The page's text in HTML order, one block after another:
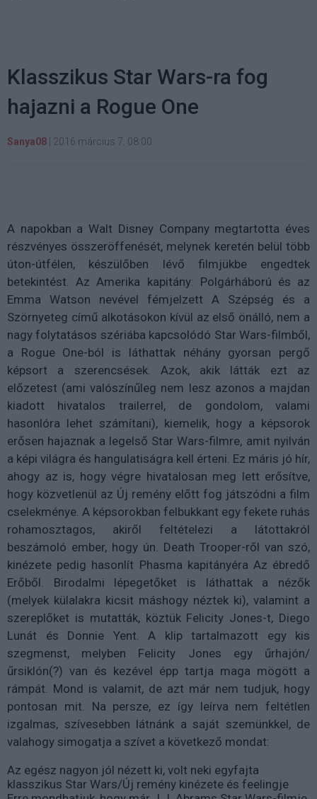
Klasszikus Star Wars-ra fog
hajazni a Rogue One
Sanya08 2016 március 7. 08:00
A napokban a Walt Disney Company megtartotta éves
részvényes összeröffenését, melynek keretén belül több
úton-útfélen, készülőben lévő filmjükbe engedtek
betekintést. Az Amerika kapitány: Polgárháború és az
Emma Watson nevével fémjelzett A Szépség és a
Szörnyeteg című alkotásokon kívül az első önálló, nem a
nagy folytatásos szériába kapcsolódó Star Wars-filmből,
a Rogue One-ból is láthattak néhány gyorsan pergő
képsort a szerencsések. Azok, akik látták ezt az
előzetest (ami valószínűleg nem lesz azonos a majdan
kiadott hivatalos trailerrel, de gondolom, valami
hasonlóra lehet számítani), kiemelik, hogy a képsorok
erősen hajaznak a legelső Star Wars-filmre, amit nyilván
a képi világra és hangulatiságra kell érteni. Ez máris jó hír,
ahogy az is, hogy végre hivatalosan meg lett erősítve,
hogy közvetlenül az Új remény előtt fog játszódni a film
cselekménye. A képsorokban felbukkant egy fekete ruhás
rohamosztagos, akiről feltételezi a látottakról
beszámoló ember, hogy ún. Death Trooper-ről van szó,
kinézete pedig hasonlít Phasma kapitányéra Az ébredő
Erőből. Birodalmi lépegetőket is láthattak a nézők
(melyek külalakra kicsit máshogy néztek ki), valamint a
szereplőket is mutatták, köztük Felicity Jones-t, Diego
Lunát és Donnie Yent. A klip tartalmazott egy kis
szegmenst, melyben Felicity Jones egy űrhajón/
űrsiklón(?) van és kezével épp tartja maga mögött a
rámpát. Mond is valamit, de azt már nem tudjuk, hogy
pontosan mit. Na persze, ez így leírva nem feltétlen
izgalmas, szívesebben látnánk a saját szemünkkel, de
valahogy simogatja a szívet a következő mondat:
Az egész nagyon jól nézett ki, volt neki egyfajta
klasszikus Star Wars/Új remény kinézete és feelingje